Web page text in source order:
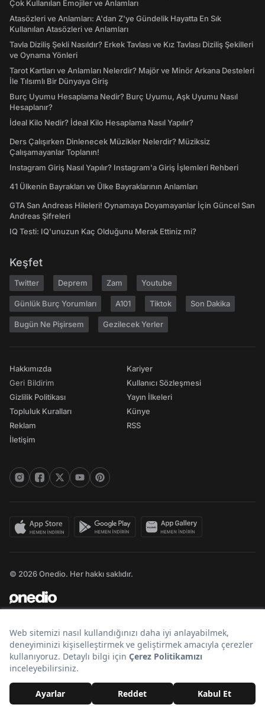
Çok Kullanılan Emojiler ve Anlamları
Atasözleri ve Anlamları: A'dan Z'ye Gündelik Hayatta En Sık
Kullanılan Atasözleri ve Anlamları
Tavla Diziliş Şekli Nasıldır? Erkek Tavlası ve Kız Tavlası Diziliş Şekilleri
ve Oynama Yönleri
Tarot Kartları ve Anlamları Nelerdir? Majör ve Minör Arkana Desteleri
İle Tılsımlı Bir Dünyaya Giriş
Burç Uyumu Hesaplama Nedir? Burç Uyumu, Aşk Uyumu Nasıl
Hesaplanır?
İdeal Kilo Nedir? İdeal Kilo Hesaplama Nasıl Yapılır?
Ders Çalışırken Dinlenecek Müzikler Nelerdir? Müziksiz
Çalışamayanlar Toplanın!
Instagram Giriş Nasıl Yapılır? Instagram'a Giriş İşlemleri Rehberi
41 Ülkenin Bayrakları ve Ülke Bayraklarının Anlamları
GTA San Andreas Hileleri! Oynamaya Doyamayanlar İçin Güncel San
Andreas Şifreleri
IQ Testi: IQ'unuzun Kaç Olduğunu Merak Ettiniz mi?
Keşfet
Twitter Deprem Zam Youtube
Günlük Burç Yorumları A101 Tiktok Son Dakika
Bugün Ne Pişirsem Gezilecek Yerler
Hakkımızda
Geri Bildirim
Gizlilik Politikası
Topluluk Kuralları
Reklam
İletişim
Kariyer
Kullanıcı Sözleşmesi
Yayın İlkeleri
Künye
RSS
© 2026 Onedio. Her hakkı saklıdır.
Bir markasıdır.